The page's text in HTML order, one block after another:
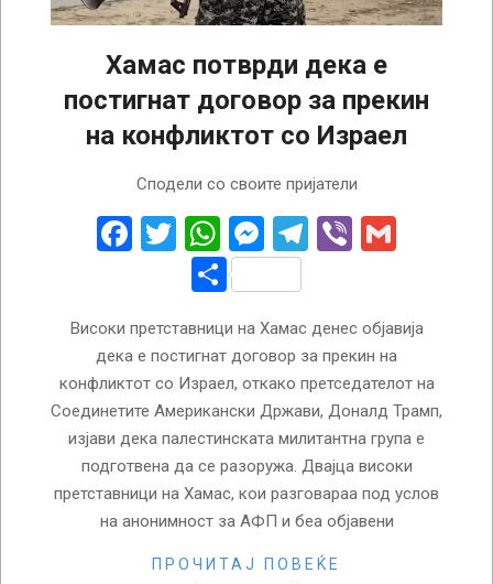
Хамас потврди дека е
постигнат договор за прекин
на конфликтот со Израел
Сподели со своите пријатели
Facebook
Twitter
WhatsApp
Messenger
Telegram
Viber
Share
Високи претставници на Хамас денес објавија
дека е постигнат договор за прекин на
конфликтот со Израел, откако претседателот на
Соединетите Американски Држави, Доналд Трамп,
изјави дека палестинската милитантна група е
подготвена да се разоружа. Двајца високи
претставници на Хамас, кои разговараа под услов
на анонимност за АФП и беа објавени
ПРОЧИТАЈ ПОВЕЌЕ